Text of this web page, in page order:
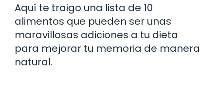
Aquí te traigo una lista de 10
alimentos que pueden ser unas
maravillosas adiciones a tu dieta
para mejorar tu memoria de manera
natural.